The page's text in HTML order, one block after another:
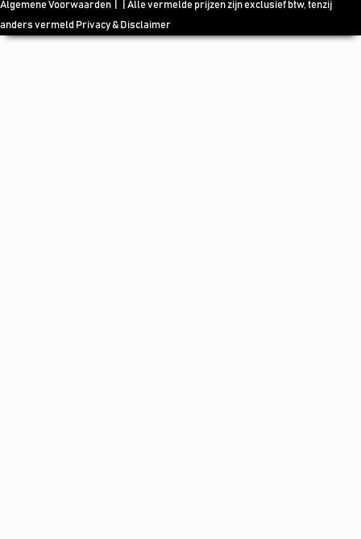
Algemene Voorwaarden | | Alle vermelde prijzen zijn exclusief btw, tenzij
anders vermeld Privacy & Disclaimer